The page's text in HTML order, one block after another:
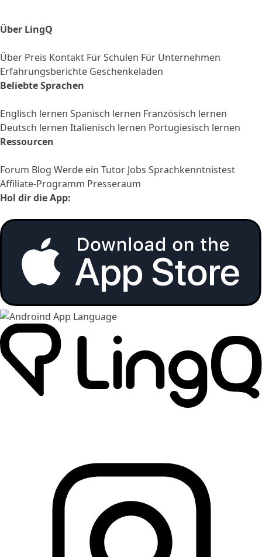
Über LingQ
Über Preis Kontakt Für Schulen Für Unternehmen
Erfahrungsberichte Geschenkeladen
Beliebte Sprachen
Englisch lernen Spanisch lernen Französisch lernen
Deutsch lernen Italienisch lernen Portugiesisch lernen
Ressourcen
Forum Blog Werde ein Tutor Jobs Sprachkenntnistest
Affiliate-Programm Presseraum
Hol dir die App: